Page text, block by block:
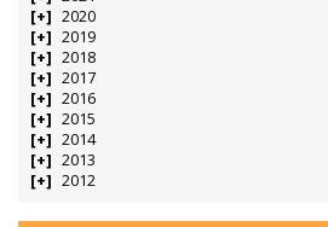
2020
2019
2018
2017
2016
2015
2014
2013
2012